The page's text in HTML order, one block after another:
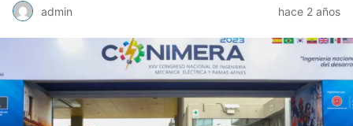
admin hace 2 años